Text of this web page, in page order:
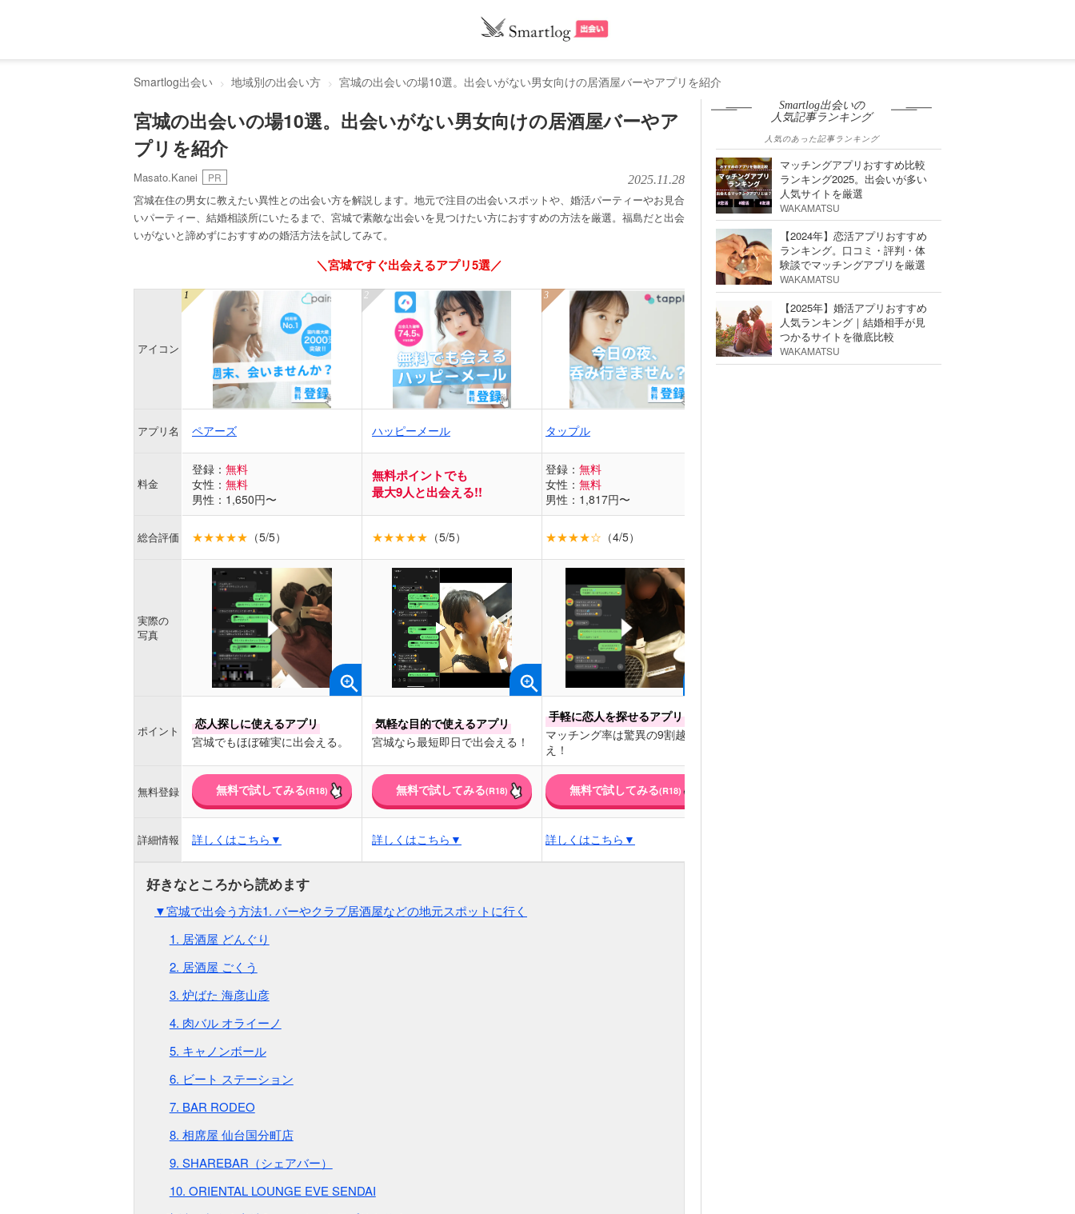
Smartlog出会い 地域別の出会い方 宮城の出会いの場10選。出会いがない男女向けの居酒屋バーやアプリを紹介
宮城の出会いの場10選。出会いがない男女向けの居酒屋バーやア
プリを紹介
Masato.Kanei PR 2025.11.28
宮城在住の男女に教えたい異性との出会い方を解説します。地元で注目の出会いスポットや、婚活パーティーやお見合
いパーティー、結婚相談所にいたるまで、宮城で素敵な出会いを見つけたい方におすすめの方法を厳選。福島だと出会
いがないと諦めずにおすすめの婚活方法を試してみて。
＼宮城ですぐ出会えるアプリ5選／
アイコン
アプリ名 ペアーズ ハッピーメール タップル
料金
登録： 無料
女性： 無料
男性：1,650円〜
無料ポイントでも
最大9人と出会える!!
登録： 無料
女性： 無料
男性：1,817円〜
総合評価 ★★★★★ （5/5） ★★★★★ （5/5） ★★★★☆ （4/5）
実際の
写真
ポイント
恋人探しに使えるアプリ
宮城でもほぼ確実に出会える。
気軽な目的で使えるアプリ
宮城なら最短即日で出会える！
手軽に恋人を探せるアプリ
マッチング率は驚異の9割越
え！
無料登録 無料で試してみる(R18) 無料で試してみる(R18) 無料で試してみる(R18)
詳細情報 詳しくはこちら▼ 詳しくはこちら▼ 詳しくはこちら▼
▼宮城で出会う方法1. バーやクラブ居酒屋などの地元スポットに行く
1. 居酒屋 どんぐり
2. 居酒屋 ごくう
3. 炉ばた 海彦山彦
4. 肉バル オライーノ
5. キャノンボール
6. ビート ステーション
7. BAR RODEO
8. 相席屋 仙台国分町店
9. SHAREBAR（シェアバー）
10. ORIENTAL LOUNGE EVE SENDAI
Smartlog出会いの
人気記事ランキング
人気のあった記事ランキング
マッチングアプリおすすめ比較
ランキング2025。出会いが多い
人気サイトを厳選
WAKAMATSU
【2024年】恋活アプリおすすめ
ランキング。口コミ・評判・体
験談でマッチングアプリを厳選
WAKAMATSU
【2025年】婚活アプリおすすめ
人気ランキング｜結婚相手が見
つかるサイトを徹底比較
WAKAMATSU